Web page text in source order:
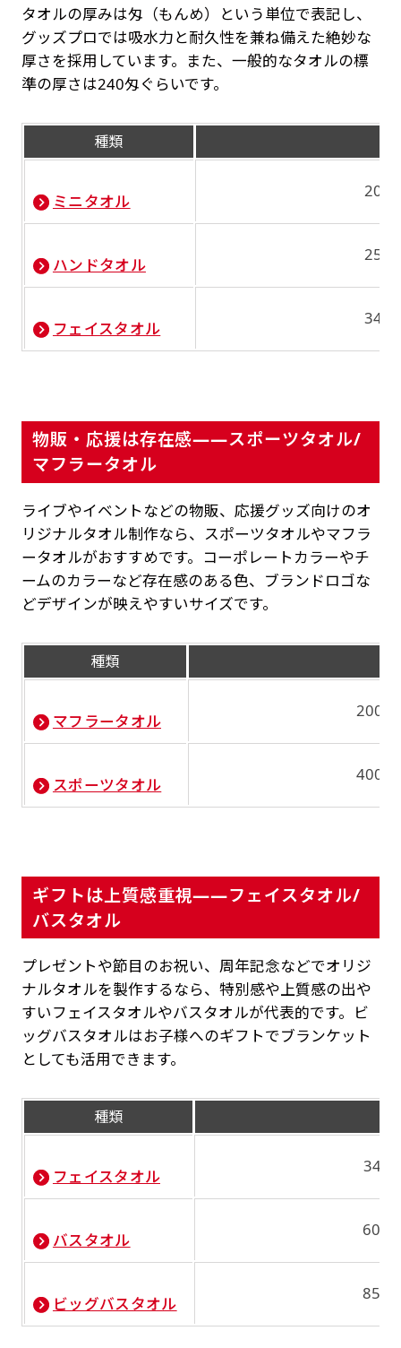
タオルの厚みは匁（もんめ）という単位で表記し、
グッズプロでは吸水力と耐久性を兼ね備えた絶妙な
厚さを採用しています。また、一般的なタオルの標
準の厚さは240匁ぐらいです。
種類
ミニタオル
ハンドタオル
フェイスタオル
物販・応援は存在感——スポーツタオル/
マフラータオル
ライブやイベントなどの物販、応援グッズ向けのオ
リジナルタオル制作なら、スポーツタオルやマフラ
ータオルがおすすめです。コーポレートカラーやチ
ームのカラーなど存在感のある色、ブランドロゴな
どデザインが映えやすいサイズです。
種類
マフラータオル
スポーツタオル
ギフトは上質感重視——フェイスタオル/
バスタオル
プレゼントや節目のお祝い、周年記念などでオリジ
ナルタオルを製作するなら、特別感や上質感の出や
すいフェイスタオルやバスタオルが代表的です。ビ
ッグバスタオルはお子様へのギフトでブランケット
としても活用できます。
種類
フェイスタオル
バスタオル
ビッグバスタオル